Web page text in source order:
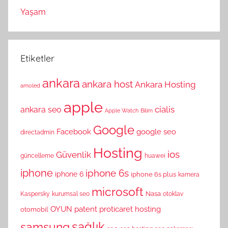
Yaşam
Etiketler
amoled ankara ankara host Ankara Hosting
ankara seo apple Apple Watch Bilim cialis
directadmin Facebook Google google seo
güncelleme Güvenlik Hosting huawei ios
iphone iphone 6 iphone 6s iphone 6s plus kamera
Kaspersky kurumsal seo microsoft Nasa otoklav
otomobil OYUN patent proticaret hosting